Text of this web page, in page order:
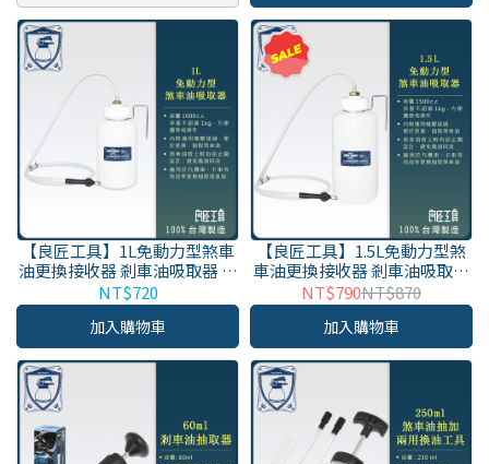
【良匠工具】1L免動力型煞車
油更換接收器 剎車油吸取器 抽
油機 吸取機
NT$720
加入購物車
【良匠工具】1.5L免動力型煞
車油更換接收器 剎車油吸取器
抽油機 吸取機
NT$790NT$870
加入購物車